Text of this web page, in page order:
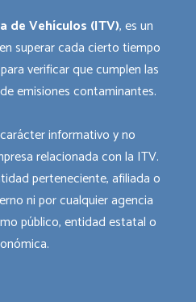
de Vehículos (ITV), es un
superar cada cierto tiempo
verificar que cumplen las
emisiones contaminantes.
informativo y no
relacionada con la ITV.
perteneciente, afiliada o
ni por cualquier agencia
público, entidad estatal o